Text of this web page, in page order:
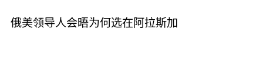
俄美领导人会晤为何选在阿拉斯加